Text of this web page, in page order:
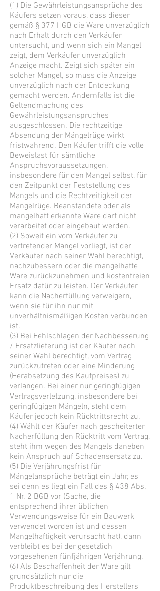
(1) Die Gewährleistungsansprüche des
Käufers setzen voraus, dass dieser
gemäß § 377 HGB die Ware unverzüglich
nach Erhalt durch den Verkäufer
untersucht, und wenn sich ein Mangel
zeigt, dem Verkäufer unverzüglich
Anzeige macht. Zeigt sich später ein
solcher Mangel, so muss die Anzeige
unverzüglich nach der Entdeckung
gemacht werden. Andernfalls ist die
Geltendmachung des
Gewährleistungsanspruches
ausgeschlossen. Die rechtzeitige
Absendung der Mängelrüge wirkt
fristwahrend. Den Käufer trifft die volle
Beweislast für sämtliche
Anspruchsvoraussetzungen,
insbesondere für den Mangel selbst, für
den Zeitpunkt der Feststellung des
Mangels und die Rechtzeitigkeit der
Mangelrüge. Beanstandete oder als
mangelhaft erkannte Ware darf nicht
verarbeitet oder eingebaut werden.
(2) Soweit ein vom Verkäufer zu
vertretender Mangel vorliegt, ist der
Verkäufer nach seiner Wahl berechtigt,
nachzubessern oder die mangelhafte
Ware zurückzunehmen und kostenfreien
Ersatz dafür zu leisten. Der Verkäufer
kann die Nacherfüllung verweigern,
wenn sie für ihn nur mit
unverhältnismäßigen Kosten verbunden
ist.
(3) Bei Fehlschlagen der Nachbesserung
/ Ersatzlieferung ist der Käufer nach
seiner Wahl berechtigt, vom Vertrag
zurückzutreten oder eine Minderung
(Herabsetzung des Kaufpreises) zu
verlangen. Bei einer nur geringfügigen
Vertragsverletzung, insbesondere bei
geringfügigen Mängeln, steht dem
Käufer jedoch kein Rücktrittsrecht zu.
(4) Wählt der Käufer nach gescheiterter
Nacherfüllung den Rücktritt vom Vertrag,
steht ihm wegen des Mangels daneben
kein Anspruch auf Schadensersatz zu.
(5) Die Verjährungsfrist für
Mängelansprüche beträgt ein Jahr, es
sei denn es liegt ein Fall des § 438 Abs.
1 Nr. 2 BGB vor (Sache, die
entsprechend ihrer üblichen
Verwendungsweise für ein Bauwerk
verwendet worden ist und dessen
Mangelhaftigkeit verursacht hat), dann
verbleibt es bei der gesetzlich
vorgesehenen fünfjährigen Verjährung.
(6) Als Beschaffenheit der Ware gilt
grundsätzlich nur die
Produktbeschreibung des Herstellers